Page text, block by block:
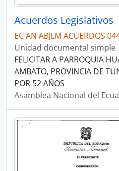
Acuerdos Legislativos
EC AN ABJLM ACUERDOS
Unidad documental simple
FELICITAR A PARROQUIA
AMBATO, PROVINCIA DE
POR 52 AÑOS
Asamblea Nacional del